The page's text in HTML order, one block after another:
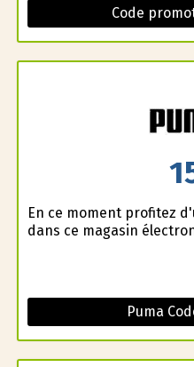
Code
En ce moment profitez
dans ce magasin
Puma